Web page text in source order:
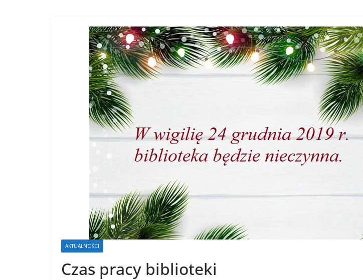
AKTUALNOŚCI
Czas pracy biblioteki